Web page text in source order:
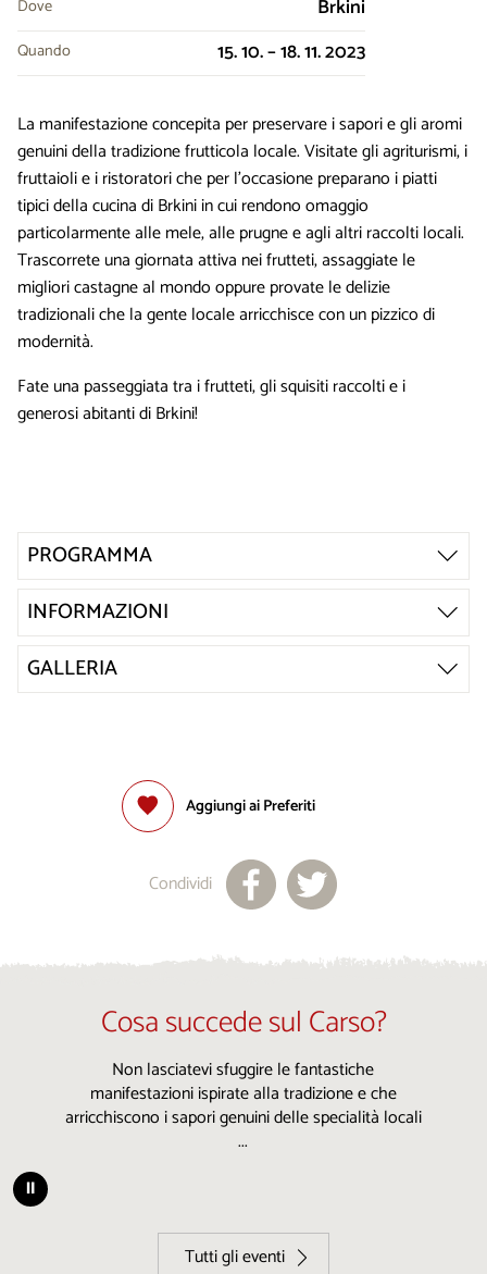
Dove Brkini
Quando 15. 10. – 18. 11. 2023
La manifestazione concepita per preservare i sapori e gli aromi
genuini della tradizione frutticola locale. Visitate gli agriturismi, i
fruttaioli e i ristoratori che per l’occasione preparano i piatti
tipici della cucina di Brkini in cui rendono omaggio
particolarmente alle mele, alle prugne e agli altri raccolti locali.
Trascorrete una giornata attiva nei frutteti, assaggiate le
migliori castagne al mondo oppure provate le delizie
tradizionali che la gente locale arricchisce con un pizzico di
modernità.
Fate una passeggiata tra i frutteti, gli squisiti raccolti e i
generosi abitanti di Brkini!
PROGRAMMA
INFORMAZIONI
GALLERIA
Aggiungi ai Preferiti
Condividi
Cosa succede sul Carso?
Non lasciatevi sfuggire le fantastiche
manifestazioni ispirate alla tradizione e che
arricchiscono i sapori genuini delle specialità locali
...
⏸
Tutti gli eventi